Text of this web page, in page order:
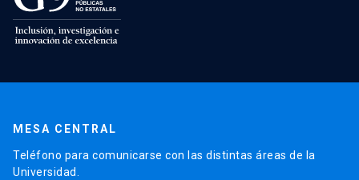
MESA CENTRAL
Teléfono para comunicarse con las distintas áreas de la
Universidad.